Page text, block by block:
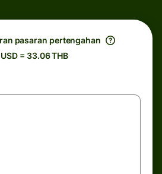
pasaran pertengahan
= 33.06 THB